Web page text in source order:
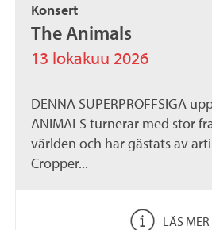
Konsert
The Animals
13 lokakuu 2026
DENNA SUPERPROFFSIGA
ANIMALS turnerar med stor
världen och har gästats av
Cropper...
LÄS MER